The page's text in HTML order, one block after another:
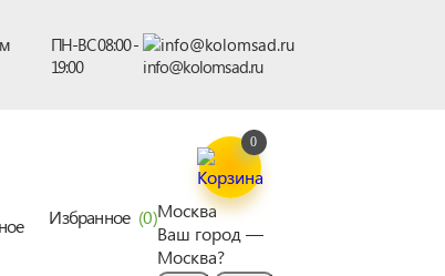
ПН-ВС 08:00 -
19:00
info@kolomsad.ru
Избранное (0)
0
Москва
Ваш город —
Москва?